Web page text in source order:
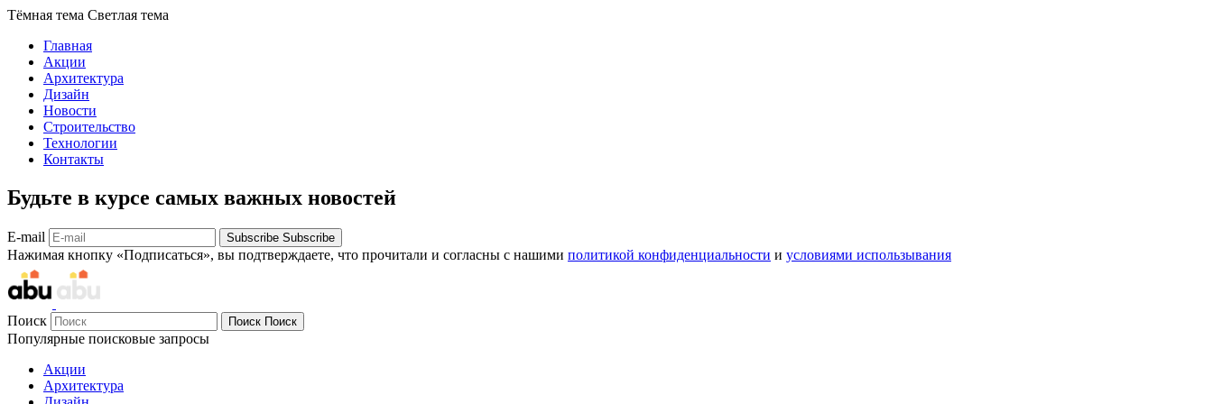
Тёмная тема Светлая тема
Главная
Акции
Архитектура
Дизайн
Новости
Строительство
Технологии
Контакты
Будьте в курсе самых важных новостей
E-mail Subscribe Subscribe
Нажимая кнопку «Подписаться», вы подтверждаете, что прочитали и согласны с нашими политикой конфиденциальности и условиями использывания
Поиск Поиск Поиск
Популярные поисковые запросы
Акции
Архитектура